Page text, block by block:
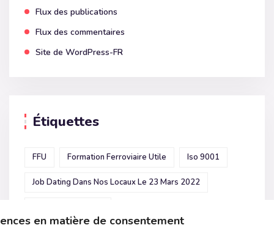
en matière de consentement
Flux des publications
Flux des commentaires
Site de WordPress-FR
Étiquettes
FFU Formation Ferroviaire Utile Iso 9001
Job Dating Dans Nos Locaux Le 23 Mars 2022